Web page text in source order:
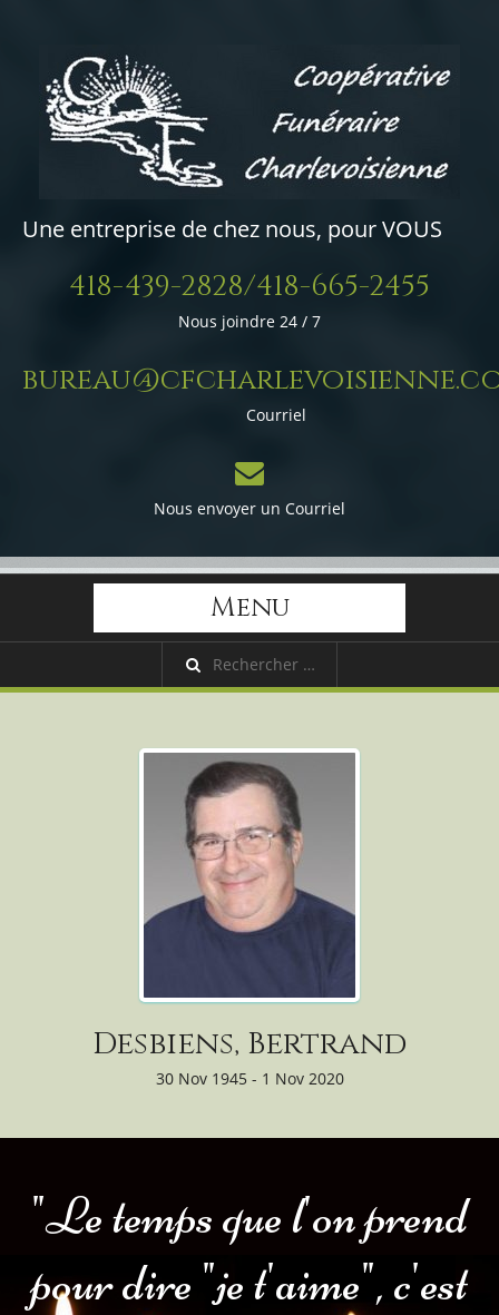
Une entreprise de chez nous, pour VOUS
418-439-2828/418-665-2455
Nous joindre 24 / 7
Courriel
Nous envoyer un Courriel
Menu
Desbiens, Bertrand
30 Nov 1945 - 1 Nov 2020
"Le temps que l'on prend
pour dire "je t'aime", c'est